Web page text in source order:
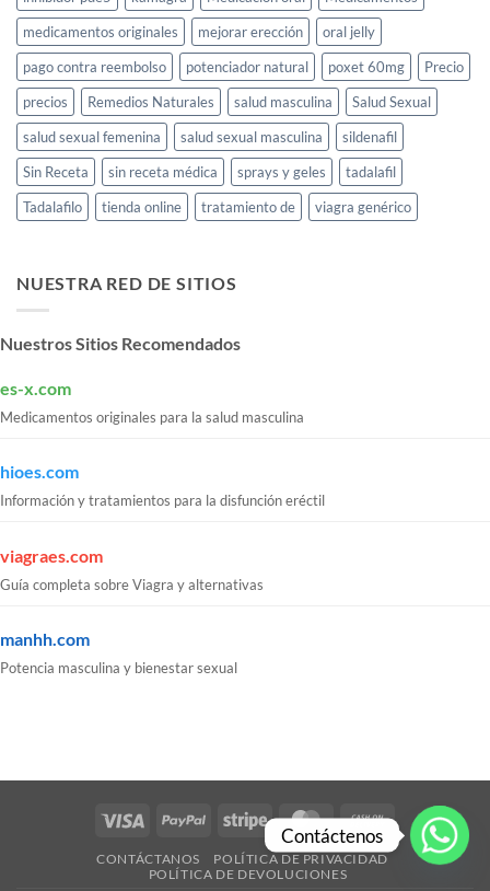
medicamentos originales
mejorar erección
oral jelly
pago contra reembolso
potenciador natural poxet 60mg
Precio
precios
Remedios Naturales salud masculina
Salud Sexual
salud sexual femenina
salud sexual masculina
sildenafil
Sin Receta
sin receta médica sprays y geles
tadalafil
Tadalafilo
tienda online tratamiento de viagra genérico
NUESTRA RED DE SITIOS
Nuestros Sitios Recomendados
es-x.com
Medicamentos originales para la salud masculina
hioes.com
Información y tratamientos para la disfunción eréctil
viagraes.com
Guía completa sobre Viagra y alternativas
manhh.com
Potencia masculina y bienestar sexual
Visa PayPal Stripe MasterCardCash
On
Delivery
CONTÁCTANOS
POLÍTICA DE PRIVACIDAD
POLÍTICA DE DEVOLUCIONES
Contáctenos